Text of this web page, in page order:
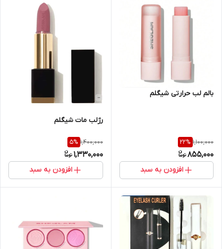
بالم لب حرارتی شیگلم
1,100,000
22%
855,000
افزودن به سبد
رژلب مات شیگلم
1,400,000
5%
1,330,000
افزودن به سبد